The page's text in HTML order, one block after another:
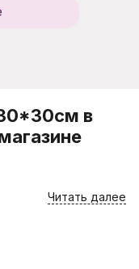
в
товары, как
Читать далее